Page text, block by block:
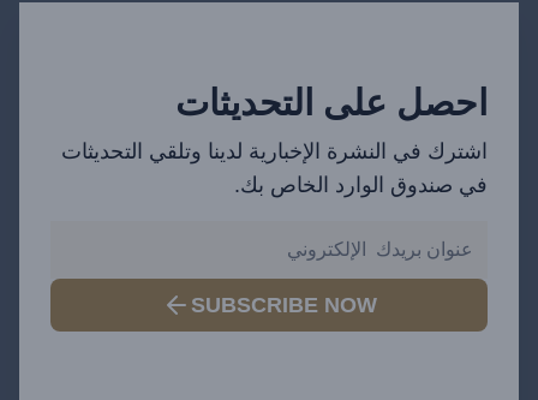
احصل على التحديثات
اشترك في النشرة الإخبارية لدينا وتلقي التحديثات
في صندوق الوارد الخاص بك.
SUBSCRIBE NOW